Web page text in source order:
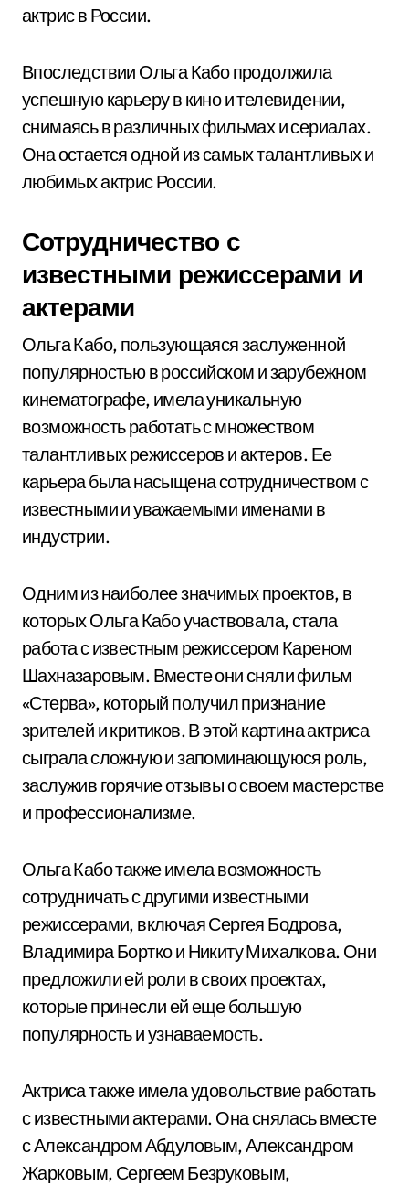
актрис в России.
Впоследствии Ольга Кабо продолжила
успешную карьеру в кино и телевидении,
снимаясь в различных фильмах и сериалах.
Она остается одной из самых талантливых и
любимых актрис России.
Сотрудничество с
известными режиссерами и
актерами
Ольга Кабо, пользующаяся заслуженной
популярностью в российском и зарубежном
кинематографе, имела уникальную
возможность работать с множеством
талантливых режиссеров и актеров. Ее
карьера была насыщена сотрудничеством с
известными и уважаемыми именами в
индустрии.
Одним из наиболее значимых проектов, в
которых Ольга Кабо участвовала, стала
работа с известным режиссером Кареном
Шахназаровым. Вместе они сняли фильм
«Стерва», который получил признание
зрителей и критиков. В этой картина актриса
сыграла сложную и запоминающуюся роль,
заслужив горячие отзывы о своем мастерстве
и профессионализме.
Ольга Кабо также имела возможность
сотрудничать с другими известными
режиссерами, включая Сергея Бодрова,
Владимира Бортко и Никиту Михалкова. Они
предложили ей роли в своих проектах,
которые принесли ей еще большую
популярность и узнаваемость.
Актриса также имела удовольствие работать
с известными актерами. Она снялась вместе
с Александром Абдуловым, Александром
Жарковым, Сергеем Безруковым,